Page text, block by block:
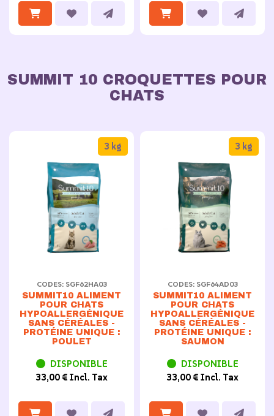
Collier, harnais ou laisse ? Comment
choisir le bon équipement pour votre
SPEDIZIONE GRATIS E SPEDIZIONE 24-48
SUMMIT 10 CROQUETTES POUR
CHATS
CODES: SGF62HA03
SUMMIT10 ALIMENT
POUR CHATS
HYPOALLERGÉNIQUE
SANS CÉRÉALES -
PROTÉINE UNIQUE :
POULET
3 kg
DISPONIBLE
33,00 € Incl. Tax
CODES: SGF64AD03
SUMMIT10 ALIMENT
POUR CHATS
HYPOALLERGÉNIQUE
SANS CÉRÉALES -
PROTÉINE UNIQUE :
SAUMON
3 kg
DISPONIBLE
33,00 € Incl. Tax